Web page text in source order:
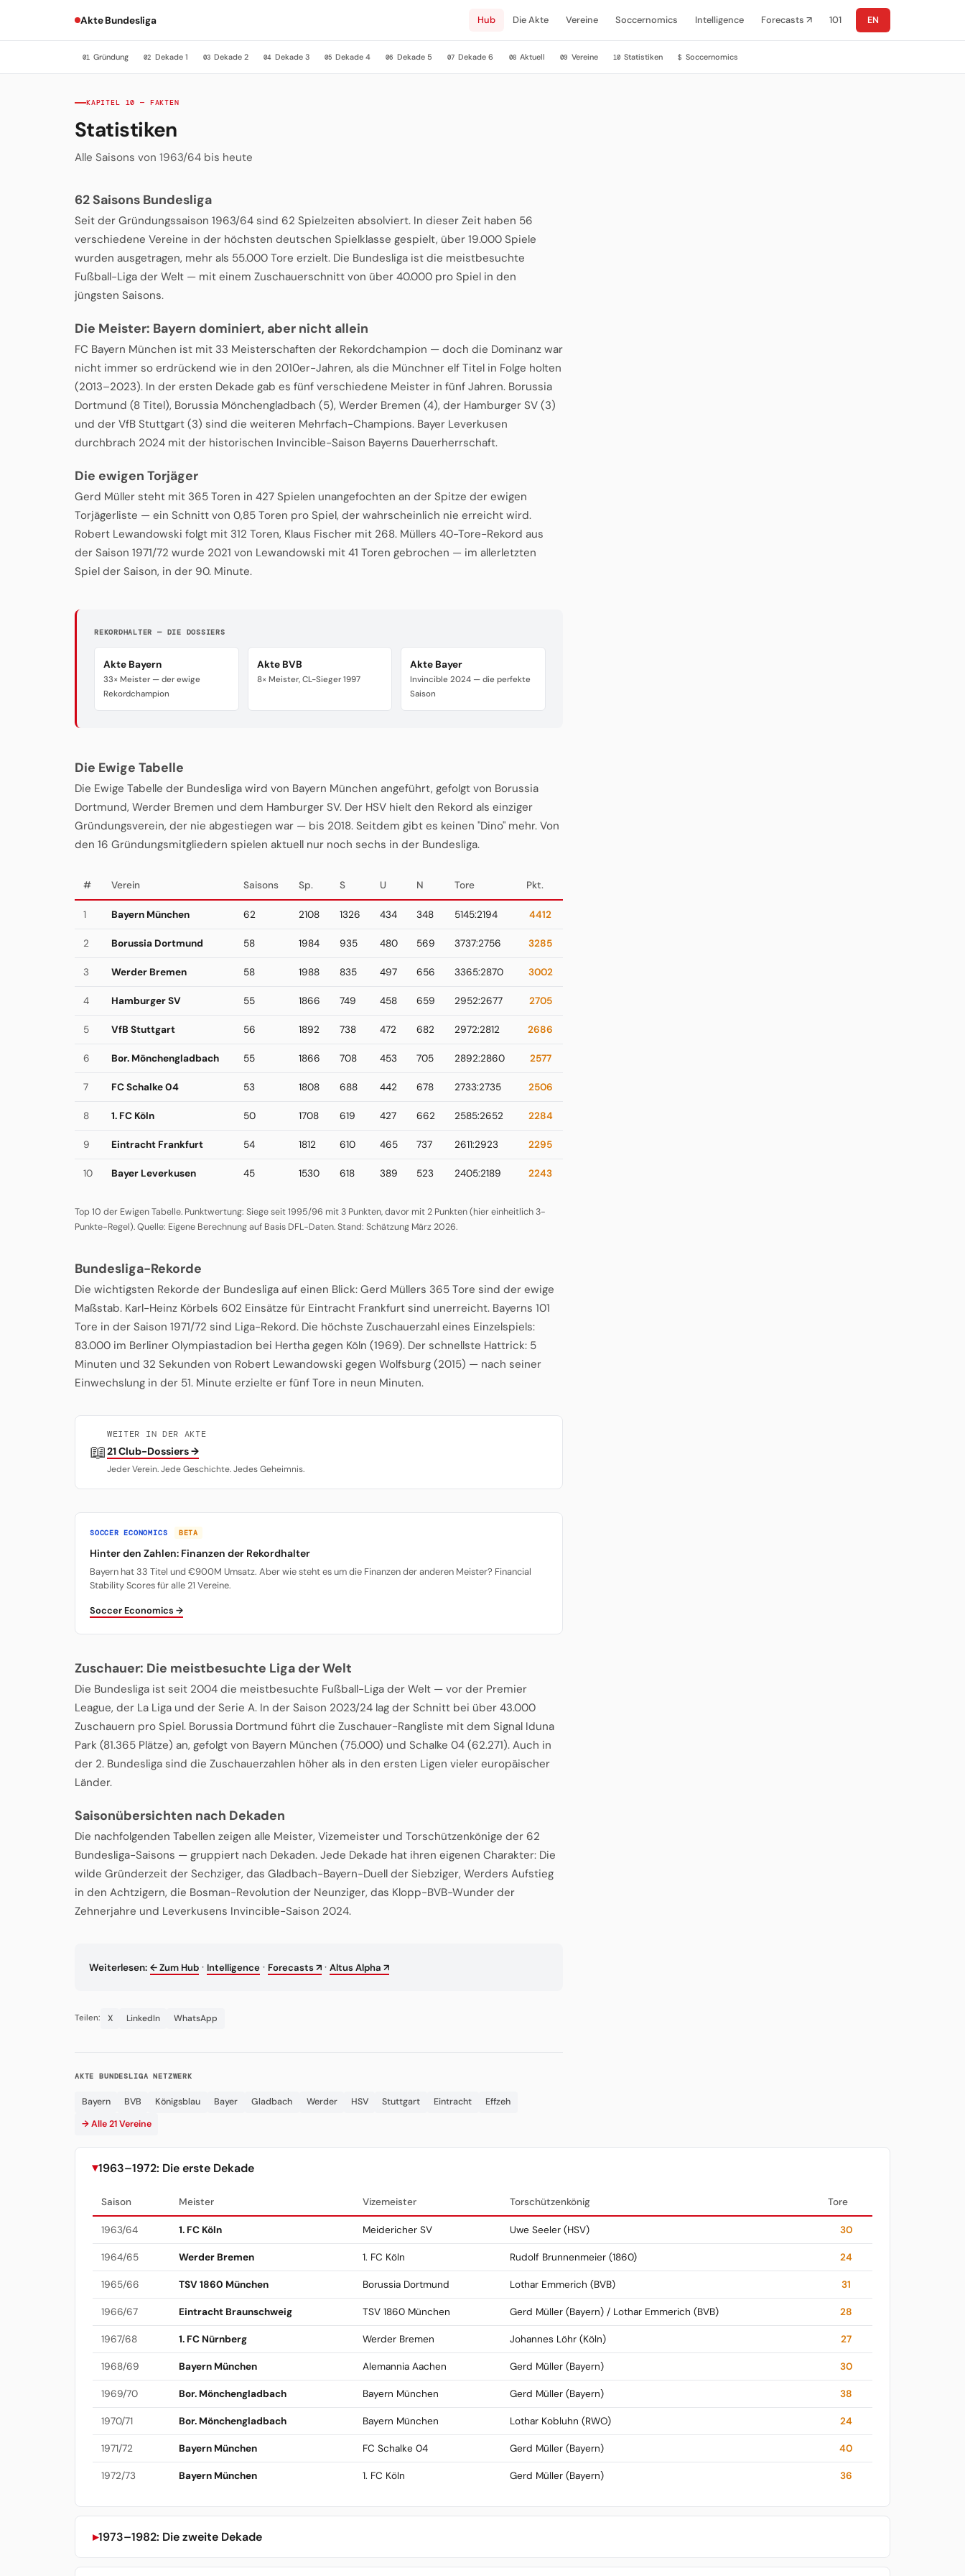
Akte Bundesliga Hub Die Akte Vereine Soccernomics Intelligence Forecasts ↗ 101 EN
01 Gründung 02 Dekade 1 03 Dekade 2 04 Dekade 3 05 Dekade 4 06 Dekade 5 07 Dekade 6 08 Aktuell 09 Vereine 10 Statistiken $ Soccernomics
KAPITEL 10 — FAKTEN
Statistiken
Alle Saisons von 1963/64 bis heute
62 Saisons Bundesliga
Seit der Gründungssaison 1963/64 sind 62 Spielzeiten absolviert. In dieser Zeit haben 56
verschiedene Vereine in der höchsten deutschen Spielklasse gespielt, über 19.000 Spiele
wurden ausgetragen, mehr als 55.000 Tore erzielt. Die Bundesliga ist die meistbesuchte
Fußball-Liga der Welt — mit einem Zuschauerschnitt von über 40.000 pro Spiel in den
jüngsten Saisons.
Die Meister: Bayern dominiert, aber nicht allein
FC Bayern München ist mit 33 Meisterschaften der Rekordchampion — doch die Dominanz war
nicht immer so erdrückend wie in den 2010er-Jahren, als die Münchner elf Titel in Folge holten
(2013–2023). In der ersten Dekade gab es fünf verschiedene Meister in fünf Jahren. Borussia
Dortmund (8 Titel), Borussia Mönchengladbach (5), Werder Bremen (4), der Hamburger SV (3)
und der VfB Stuttgart (3) sind die weiteren Mehrfach-Champions. Bayer Leverkusen
durchbrach 2024 mit der historischen Invincible-Saison Bayerns Dauerherrschaft.
Die ewigen Torjäger
Gerd Müller steht mit 365 Toren in 427 Spielen unangefochten an der Spitze der ewigen
Torjägerliste — ein Schnitt von 0,85 Toren pro Spiel, der wahrscheinlich nie erreicht wird.
Robert Lewandowski folgt mit 312 Toren, Klaus Fischer mit 268. Müllers 40-Tore-Rekord aus
der Saison 1971/72 wurde 2021 von Lewandowski mit 41 Toren gebrochen — im allerletzten
Spiel der Saison, in der 90. Minute.
REKORDHALTER — DIE DOSSIERS
Akte Bayern
33× Meister — der ewige
Rekordchampion
Akte BVB
8× Meister, CL-Sieger 1997
Akte Bayer
Invincible 2024 — die perfekte
Saison
Die Ewige Tabelle
Die Ewige Tabelle der Bundesliga wird von Bayern München angeführt, gefolgt von Borussia
Dortmund, Werder Bremen und dem Hamburger SV. Der HSV hielt den Rekord als einziger
Gründungsverein, der nie abgestiegen war — bis 2018. Seitdem gibt es keinen "Dino" mehr. Von
den 16 Gründungsmitgliedern spielen aktuell nur noch sechs in der Bundesliga.
# Verein Saisons Sp. S U N Tore Pkt.
1 Bayern München 62 2108 1326 434 348 5145:2194 4412
2 Borussia Dortmund 58 1984 935 480 569 3737:2756 3285
3 Werder Bremen 58 1988 835 497 656 3365:2870 3002
4 Hamburger SV 55 1866 749 458 659 2952:2677 2705
5 VfB Stuttgart 56 1892 738 472 682 2972:2812 2686
6 Bor. Mönchengladbach 55 1866 708 453 705 2892:2860 2577
7 FC Schalke 04 53 1808 688 442 678 2733:2735 2506
8 1. FC Köln 50 1708 619 427 662 2585:2652 2284
9 Eintracht Frankfurt 54 1812 610 465 737 2611:2923 2295
10 Bayer Leverkusen 45 1530 618 389 523 2405:2189 2243
Top 10 der Ewigen Tabelle. Punktwertung: Siege seit 1995/96 mit 3 Punkten, davor mit 2 Punkten (hier einheitlich 3-
Punkte-Regel). Quelle: Eigene Berechnung auf Basis DFL-Daten. Stand: Schätzung März 2026.
Bundesliga-Rekorde
Die wichtigsten Rekorde der Bundesliga auf einen Blick: Gerd Müllers 365 Tore sind der ewige
Maßstab. Karl-Heinz Körbels 602 Einsätze für Eintracht Frankfurt sind unerreicht. Bayerns 101
Tore in der Saison 1971/72 sind Liga-Rekord. Die höchste Zuschauerzahl eines Einzelspiels:
83.000 im Berliner Olympiastadion bei Hertha gegen Köln (1969). Der schnellste Hattrick: 5
Minuten und 32 Sekunden von Robert Lewandowski gegen Wolfsburg (2015) — nach seiner
Einwechslung in der 51. Minute erzielte er fünf Tore in neun Minuten.
📖
WEITER IN DER AKTE
21 Club-Dossiers →
Jeder Verein. Jede Geschichte. Jedes Geheimnis.
SOCCER ECONOMICS BETA
Hinter den Zahlen: Finanzen der Rekordhalter
Bayern hat 33 Titel und €900M Umsatz. Aber wie steht es um die Finanzen der anderen Meister? Financial
Stability Scores für alle 21 Vereine.
Soccer Economics →
Zuschauer: Die meistbesuchte Liga der Welt
Die Bundesliga ist seit 2004 die meistbesuchte Fußball-Liga der Welt — vor der Premier
League, der La Liga und der Serie A. In der Saison 2023/24 lag der Schnitt bei über 43.000
Zuschauern pro Spiel. Borussia Dortmund führt die Zuschauer-Rangliste mit dem Signal Iduna
Park (81.365 Plätze) an, gefolgt von Bayern München (75.000) und Schalke 04 (62.271). Auch in
der 2. Bundesliga sind die Zuschauerzahlen höher als in den ersten Ligen vieler europäischer
Länder.
Saisonübersichten nach Dekaden
Die nachfolgenden Tabellen zeigen alle Meister, Vizemeister und Torschützenkönige der 62
Bundesliga-Saisons — gruppiert nach Dekaden. Jede Dekade hat ihren eigenen Charakter: Die
wilde Gründerzeit der Sechziger, das Gladbach-Bayern-Duell der Siebziger, Werders Aufstieg
in den Achtzigern, die Bosman-Revolution der Neunziger, das Klopp-BVB-Wunder der
Zehnerjahre und Leverkusens Invincible-Saison 2024.
Weiterlesen: ← Zum Hub · Intelligence · Forecasts ↗ · Altus Alpha ↗
Teilen: X LinkedIn WhatsApp
AKTE BUNDESLIGA NETZWERK
Bayern BVB Königsblau Bayer Gladbach Werder HSV Stuttgart Eintracht
Effzeh
→ Alle 21 Vereine
1963–1972: Die erste Dekade
Saison Meister Vizemeister Torschützenkönig Tore
1963/64 1. FC Köln Meidericher SV Uwe Seeler (HSV) 30
1964/65 Werder Bremen 1. FC Köln Rudolf Brunnenmeier (1860) 24
1965/66 TSV 1860 München Borussia Dortmund Lothar Emmerich (BVB) 31
1966/67 Eintracht Braunschweig TSV 1860 München Gerd Müller (Bayern) / Lothar Emmerich (BVB) 28
1967/68 1. FC Nürnberg Werder Bremen Johannes Löhr (Köln) 27
1968/69 Bayern München Alemannia Aachen Gerd Müller (Bayern) 30
1969/70 Bor. Mönchengladbach Bayern München Gerd Müller (Bayern) 38
1970/71 Bor. Mönchengladbach Bayern München Lothar Kobluhn (RWO) 24
1971/72 Bayern München FC Schalke 04 Gerd Müller (Bayern) 40
1972/73 Bayern München 1. FC Köln Gerd Müller (Bayern) 36
1973–1982: Die zweite Dekade